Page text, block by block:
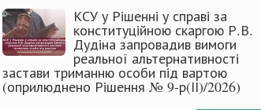
КСУ у Рішенні у справі за
конституційною скаргою Р.В.
Дудіна запровадив вимоги
реальної альтернативності
застави триманню особи під вартою
(оприлюднено Рішення № 9-р(ІІ)/2026)